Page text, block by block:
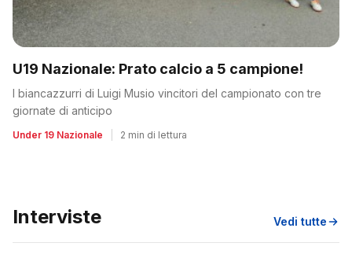
U19 Nazionale: Prato calcio a 5 campione!
I biancazzurri di Luigi Musio vincitori del campionato con tre
giornate di anticipo
Under 19 Nazionale 2 min di lettura
Interviste Vedi tutte